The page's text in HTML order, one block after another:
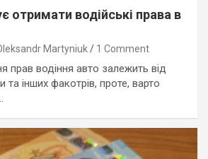
отримати водійські права в
Martyniuk 1 Comment
прав водіння авто залежить від
та інших факотрів, проте, варто